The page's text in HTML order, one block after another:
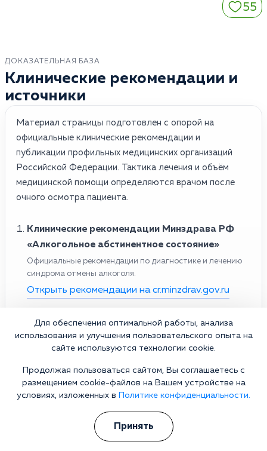
55
ДОКАЗАТЕЛЬНАЯ БАЗА
Клинические рекомендации и
источники
Материал страницы подготовлен с опорой на
официальные клинические рекомендации и
публикации профильных медицинских организаций
Российской Федерации. Тактика лечения и объём
медицинской помощи определяются врачом после
очного осмотра пациента.
Клинические рекомендации Минздрава РФ
«Алкогольное абстинентное состояние»
Официальные рекомендации по диагностике и лечению
синдрома отмены алкоголя.
Открыть рекомендации на cr.minzdrav.gov.ru
рекомендациях по синдрому отмены алкоголя
Разъяснение подходов к лечению алкогольной
Материал на edu.rosminzdrav.ru
Национальное наркологическое общество
Профессиональные материалы по лечению алкогольной
зависимости и купированию абстинентных состояний.
Официальный сайт ННО
Для обеспечения оптимальной работы, анализа
использования и улучшения пользовательского опыта на
сайте используются технологии cookie.
Продолжая пользоваться сайтом, Вы соглашаетесь с
размещением cookie-файлов на Вашем устройстве на
условиях, изложенных в
Политике конфиденциальности.
Принять